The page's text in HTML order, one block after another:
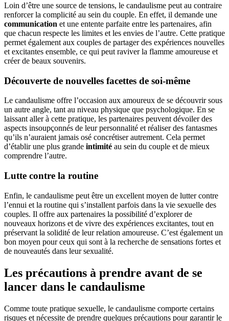
Loin d’être une source de tensions, le candaulisme peut au contraire
renforcer la complicité au sein du couple. En effet, il demande une
communication et une entente parfaite entre les partenaires, afin
que chacun respecte les limites et les envies de l’autre. Cette pratique
permet également aux couples de partager des expériences nouvelles
et excitantes ensemble, ce qui peut raviver la flamme amoureuse et
créer de beaux souvenirs.
Découverte de nouvelles facettes de soi-même
Le candaulisme offre l’occasion aux amoureux de se découvrir sous
un autre angle, tant au niveau physique que psychologique. En se
laissant aller à cette pratique, les partenaires peuvent dévoiler des
aspects insoupçonnés de leur personnalité et réaliser des fantasmes
qu’ils n’auraient jamais osé concrétiser autrement. Cela permet
d’établir une plus grande intimité au sein du couple et de mieux
comprendre l’autre.
Lutte contre la routine
Enfin, le candaulisme peut être un excellent moyen de lutter contre
l’ennui et la routine qui s’installent parfois dans la vie sexuelle des
couples. Il offre aux partenaires la possibilité d’explorer de
nouveaux horizons et de vivre des expériences excitantes, tout en
préservant la solidité de leur relation amoureuse. C’est également un
bon moyen pour ceux qui sont à la recherche de sensations fortes et
de nouveautés dans leur sexualité.
Les précautions à prendre avant de se
lancer dans le candaulisme
Comme toute pratique sexuelle, le candaulisme comporte certains
risques et nécessite de prendre quelques précautions pour garantir le